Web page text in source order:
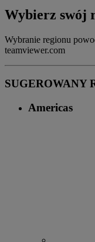
Wybierz swój
Wybranie regionu
teamviewer.com
SUGEROWANY
Americas